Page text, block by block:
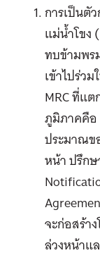
การเป็นตั
แม่น้ำโขง
ทบข้ามพร
เข้าไปร่ว
MRC ที่แ
ภูมิภาคคือ
ประมาณข
หน้า ปรึก
จะก่อสร้า
ล่วงหน้าแ